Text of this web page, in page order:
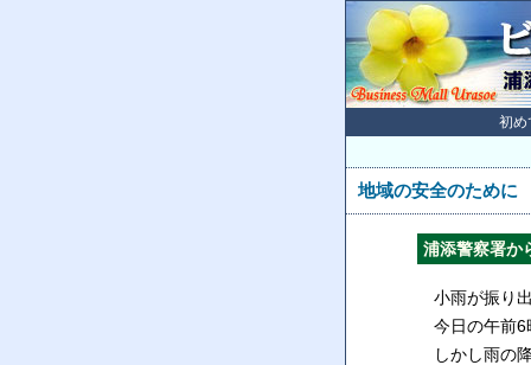
初め
地域の安全のために
浦添警察署か
小雨が振り出
今日の午前6
しかし雨の